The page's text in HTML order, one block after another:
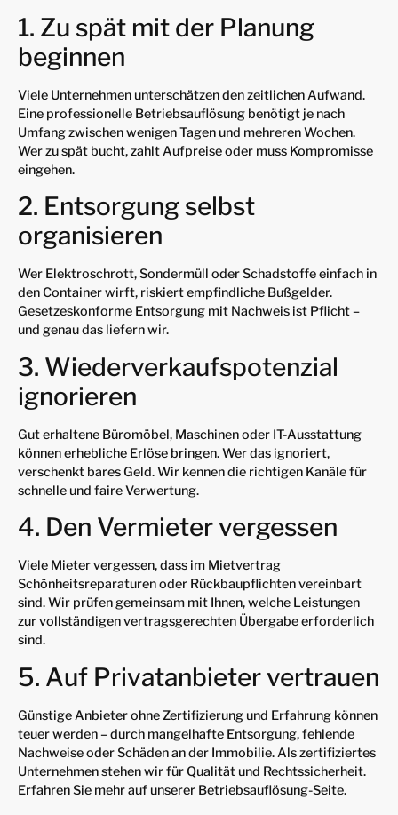
1. Zu spät mit der Planung
beginnen
Viele Unternehmen unterschätzen den zeitlichen Aufwand.
Eine professionelle Betriebsauflösung benötigt je nach
Umfang zwischen wenigen Tagen und mehreren Wochen.
Wer zu spät bucht, zahlt Aufpreise oder muss Kompromisse
eingehen.
2. Entsorgung selbst
organisieren
Wer Elektroschrott, Sondermüll oder Schadstoffe einfach in
den Container wirft, riskiert empfindliche Bußgelder.
Gesetzeskonforme Entsorgung mit Nachweis ist Pflicht –
und genau das liefern wir.
3. Wiederverkaufspotenzial
ignorieren
Gut erhaltene Büromöbel, Maschinen oder IT-Ausstattung
können erhebliche Erlöse bringen. Wer das ignoriert,
verschenkt bares Geld. Wir kennen die richtigen Kanäle für
schnelle und faire Verwertung.
4. Den Vermieter vergessen
Viele Mieter vergessen, dass im Mietvertrag
Schönheitsreparaturen oder Rückbaupflichten vereinbart
sind. Wir prüfen gemeinsam mit Ihnen, welche Leistungen
zur vollständigen vertragsgerechten Übergabe erforderlich
sind.
5. Auf Privatanbieter vertrauen
Günstige Anbieter ohne Zertifizierung und Erfahrung können
teuer werden – durch mangelhafte Entsorgung, fehlende
Nachweise oder Schäden an der Immobilie. Als zertifiziertes
Unternehmen stehen wir für Qualität und Rechtssicherheit.
Erfahren Sie mehr auf unserer Betriebsauflösung-Seite.